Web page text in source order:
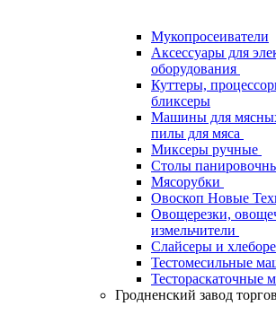
Мукопросеиватели
Аксессуары для
оборудования
Куттеры,
бликсеры
Машины для
пилы для мяса
Миксеры ручные
Столы
Мясорубки
Овоскоп Новые
Овощерезки,
измельчители
Слайсеры и
Тестомесильные
Тестораскаточные
Гродненский завод